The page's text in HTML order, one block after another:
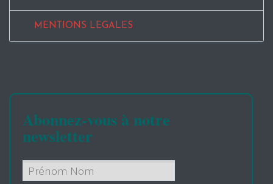
MENTIONS LEGALES
Abonnez-vous à notre
newsletter